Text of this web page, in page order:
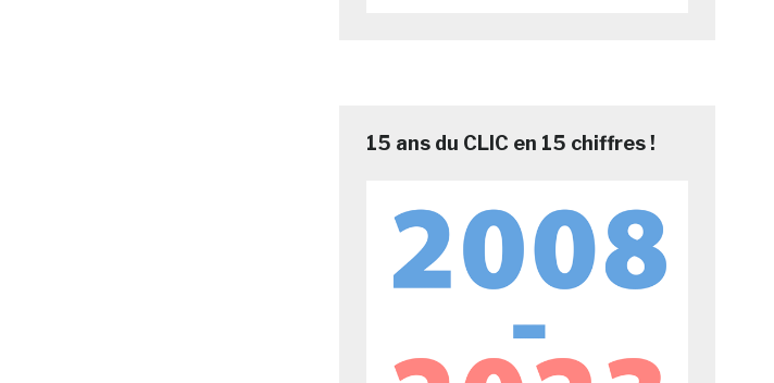
15 ans du CLIC en 15 chiffres !